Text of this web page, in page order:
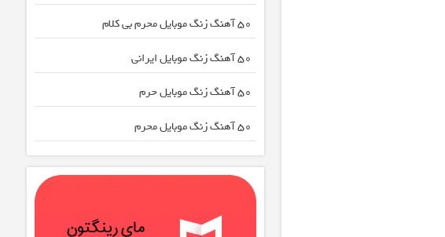
50 آهنگ زنگ موبایل محرم بی کلام
50 آهنگ زنگ موبایل ایرانی
50 آهنگ زنگ موبایل حرم
50 آهنگ زنگ موبایل محرم